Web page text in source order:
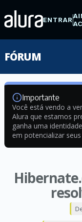
ENTRAR
FÓRUM
Importante
Você está vendo a
Alura que estamos
ganha uma
em potencializar